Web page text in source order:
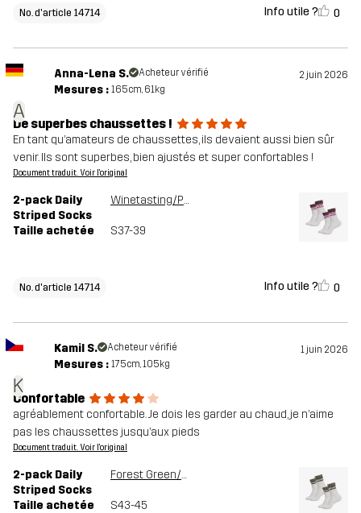
No. d'article 14714 Info utile ? 0
A
Anna-Lena S. Acheteur vérifié 2 juin 2026
Mesures : 165cm, 61kg
De superbes chaussettes !
En tant qu’amateurs de chaussettes, ils devaient aussi bien sûr
venir. Ils sont superbes, bien ajustés et super confortables !
Document traduit. Voir l'original
2-pack Daily
Striped Socks
Winetasting/Phlox Pink
Taille achetée S37-39
No. d'article 14714 Info utile ? 0
K
Kamil S. Acheteur vérifié 1 juin 2026
Mesures : 175cm, 105kg
Confortable
agréablement confortable. Je dois les garder au chaud, je n’aime
pas les chaussettes jusqu’aux pieds
Document traduit. Voir l'original
2-pack Daily
Striped Socks
Forest Green/Vetiver Green
Taille achetée S43-45